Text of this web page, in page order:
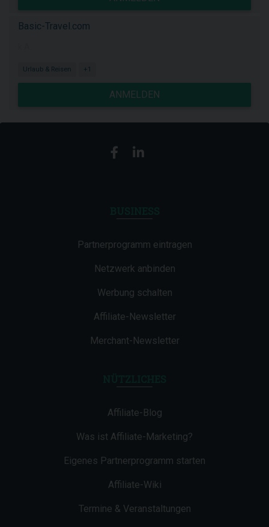
Basic-Travel.com
Urlaub & Reisen +1
ANMELDEN
Partnerprogramm eintragen
Netzwerk anbinden
Werbung schalten
Affiliate-Newsletter
Merchant-Newsletter
Affiliate-Blog
Was ist Affiliate-Marketing?
Eigenes Partnerprogramm starten
Affiliate-Wiki
Termine & Veranstaltungen